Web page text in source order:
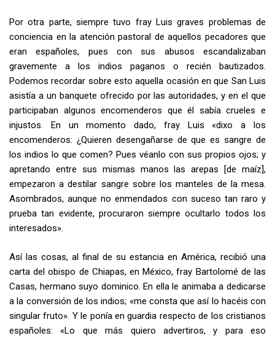
Por otra parte, siempre tuvo fray Luis graves problemas de
conciencia en la atención pastoral de aquellos pecadores que
eran españoles, pues con sus abusos escandalizaban
gravemente a los indios paganos o recién bautizados.
Podemos recordar sobre esto aquella ocasión en que San Luis
asistía a un banquete ofrecido por las autoridades, y en el que
participaban algunos encomenderos que él sabía crueles e
injustos. En un momento dado, fray Luis «dixo a los
encomenderos: ¿Quieren desengañarse de que es sangre de
los indios lo que comen? Pues véanlo con sus propios ojos; y
apretando entre sus mismas manos las arepas [de maíz],
empezaron a destilar sangre sobre los manteles de la mesa.
Asombrados, aunque no enmendados con suceso tan raro y
prueba tan evidente, procuraron siempre ocultarlo todos los
interesados».
Así las cosas, al final de su estancia en América, recibió una
carta del obispo de Chiapas, en México, fray Bartolomé de las
Casas, hermano suyo dominico. En ella le animaba a dedicarse
a la conversión de los indios; «me consta que así lo hacéis con
singular fruto». Y le ponía en guardia respecto de los cristianos
españoles: «Lo que más quiero advertiros, y para eso